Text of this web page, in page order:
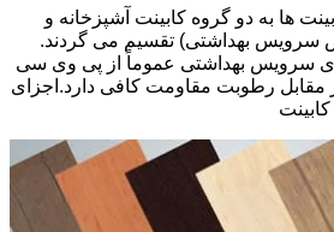
ها به دو گروه کابینت آشپزخانه و
بهداشتی) تقسیم می گردند.
های سرویس بهداشتی عموماً از پی وی سی
مقابل رطوبت مقاومت کافی دارد.اجزای